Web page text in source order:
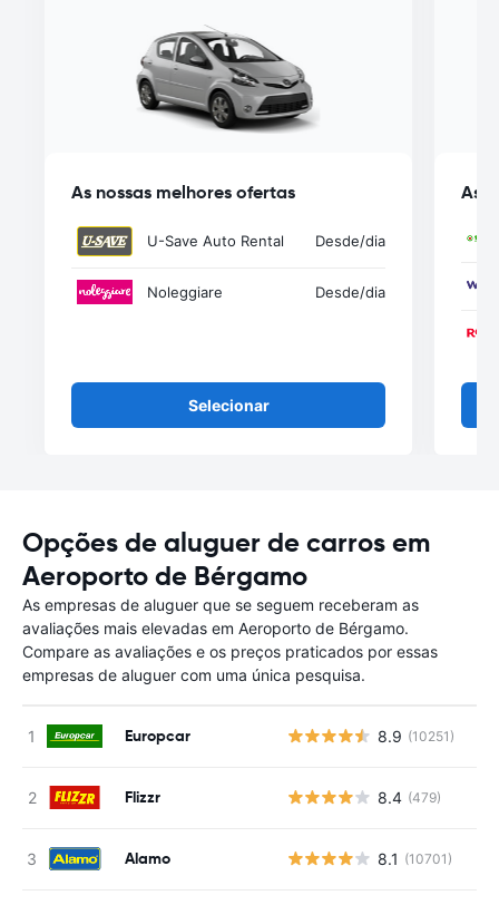
As nossas melhores ofertas
U-Save Auto Rental Desde/dia
Noleggiare Desde/dia
Selecionar
As
Opções de aluguer de carros em
Aeroporto de Bérgamo
As empresas de aluguer que se seguem receberam as
avaliações mais elevadas em Aeroporto de Bérgamo.
Compare as avaliações e os preços praticados por essas
empresas de aluguer com uma única pesquisa.
Europcar 8.9 (10251)
Flizzr 8.4 (479)
Alamo 8.1 (10701)